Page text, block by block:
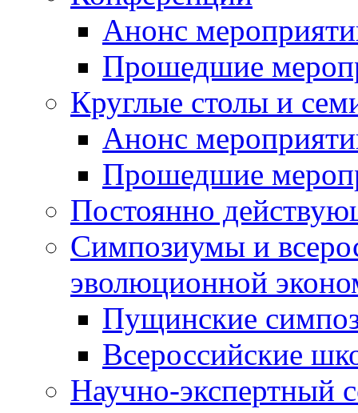
Анонс
Прошедшие
Круглые столы и
Анонс
Прошедшие
Постоянно
Симпозиумы и
эволюционной
Пущинские
Всероссийские
Научно-экспертный